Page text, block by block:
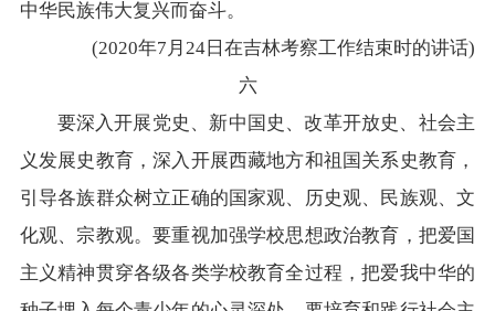
中华民族伟大复兴而奋斗。
(2020年7月24日在吉林考察工作结束时的讲话)
六
要深入开展党史、新中国史、改革开放史、社会主
义发展史教育，深入开展西藏地方和祖国关系史教育，
引导各族群众树立正确的国家观、历史观、民族观、文
化观、宗教观。要重视加强学校思想政治教育，把爱国
主义精神贯穿各级各类学校教育全过程，把爱我中华的